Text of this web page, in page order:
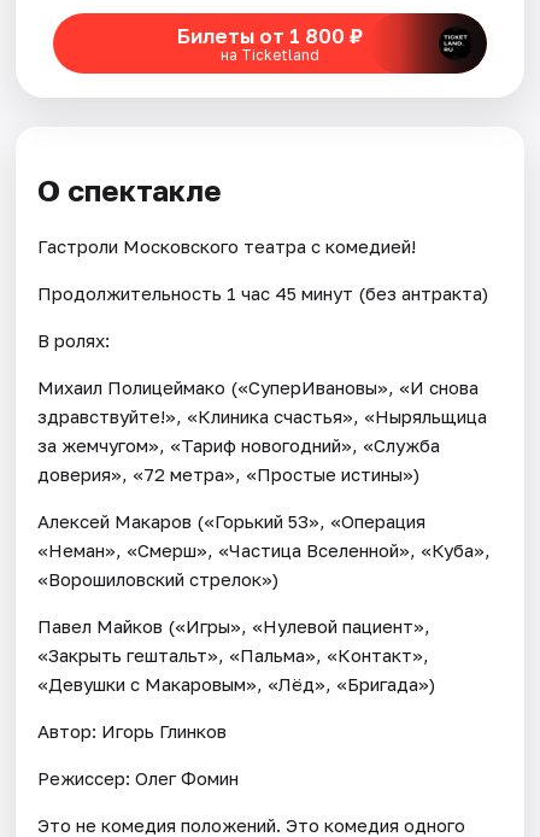
Билеты от 1 800 ₽
на Ticketland
О спектакле
Гастроли Московского театра с комедией!
Продолжительность 1 час 45 минут (без антракта)
В ролях:
Михаил Полицеймако («СуперИвановы», «И снова
здравствуйте!», «Клиника счастья», «Ныряльщица
за жемчугом», «Тариф новогодний», «Служба
доверия», «72 метра», «Простые истины»)
Алексей Макаров («Горький 53», «Операция
«Неман», «Смерш», «Частица Вселенной», «Куба»,
«Ворошиловский стрелок»)
Павел Майков («Игры», «Нулевой пациент»,
«Закрыть гештальт», «Пальма», «Контакт»,
«Девушки с Макаровым», «Лёд», «Бригада»)
Автор: Игорь Глинков
Режиссер: Олег Фомин
Это не комедия положений. Это комедия одного